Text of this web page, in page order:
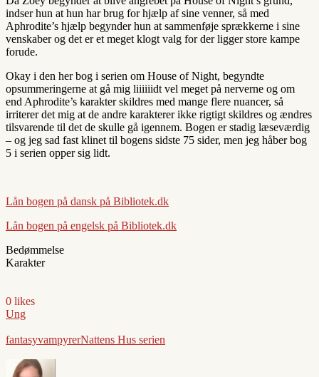
indser hun at hun har brug for hjælp af sine venner, så med
Aphrodite’s hjælp begynder hun at sammenføje sprækkerne i sine
venskaber og det er et meget klogt valg for der ligger store kampe
forude.
Okay i den her bog i serien om House of Night, begyndte
opsummeringerne at gå mig liiiiiidt vel meget på nerverne og om
end Aphrodite’s karakter skildres med mange flere nuancer, så
irriterer det mig at de andre karakterer ikke rigtigt skildres og ændres
tilsvarende til det de skulle gå igennem. Bogen er stadig læseværdig
– og jeg sad fast klinet til bogens sidste 75 sider, men jeg håber bog
5 i serien opper sig lidt.
Lån bogen på dansk på Bibliotek.dk
Lån bogen på engelsk på Bibliotek.dk
Bedømmelse
Karakter
0 likes
Ung
fantasyvampyrerNattens Hus serien